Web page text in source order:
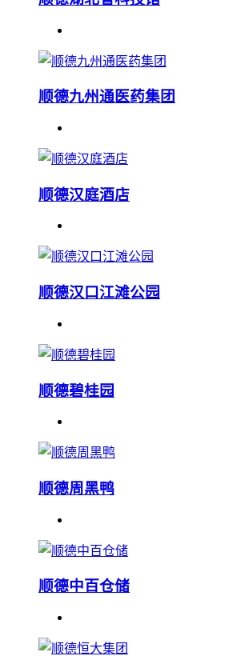
顺德九州通医药集团
顺德汉庭酒店
顺德汉口江滩公园
顺德碧桂园
顺德周黑鸭
顺德中百仓储